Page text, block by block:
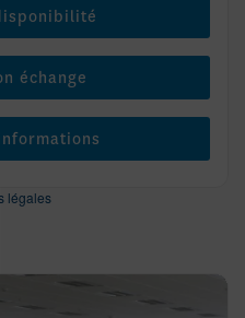
échange
légales